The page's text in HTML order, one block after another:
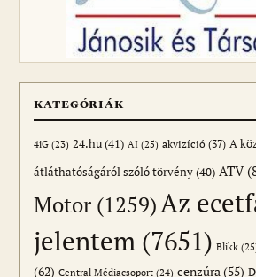
KATEGÓRIÁK
4iG (23) 24.hu(41) AI (25) akvizíció (37) A
átláthatóságáról szóló törvény(40) ATV
Motor (1259)Az
jelentem (7651) Blikk
(62) Central Médiacsoport (24) cenzúra(55)